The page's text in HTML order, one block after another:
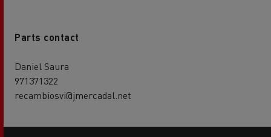
Parts contact
Daniel Saura
971371322
recambiosvi@jmercadal.net